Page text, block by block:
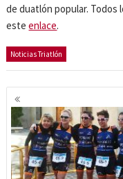
de duatlón popular. Todos
esteenlace.
Noticias Triatlón
Navegación
de
entradas